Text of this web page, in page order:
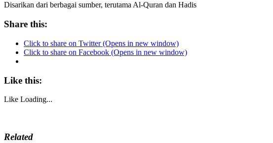
Disarikan dari berbagai sumber, terutama Al-Quran dan Hadis
Share this:
Click to share on Twitter (Opens in new window)
Click to share on Facebook (Opens in new window)
Like this:
Like Loading...
Related